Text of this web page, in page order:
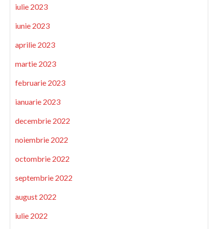
iulie 2023
iunie 2023
aprilie 2023
martie 2023
februarie 2023
ianuarie 2023
decembrie 2022
noiembrie 2022
octombrie 2022
septembrie 2022
august 2022
iulie 2022